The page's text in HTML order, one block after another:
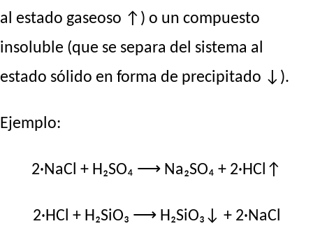
al estado gaseoso ↑) o un compuesto
insoluble (que se separa del sistema al
estado sólido en forma de precipitado ↓).
Ejemplo:
2·NaCl + H₂SO₄ ⟶ Na₂SO₄ + 2·HCl↑
2·HCl + H₂SiO₃ ⟶ H₂SiO₃↓ + 2·NaCl